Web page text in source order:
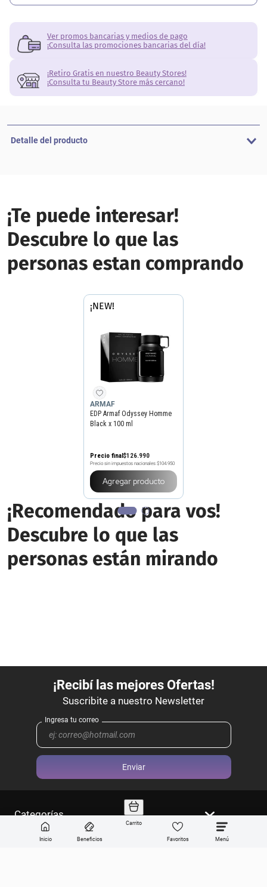
Inicio Beneficios
Carrito
Favoritos
Ver promos bancarias y medios de pago
¡Consulta las promociones bancarias del día!
¡Retiro Gratis en nuestro Beauty Stores!
¡Consulta tu Beauty Store más cercano!
Detalle del producto
¡Te puede interesar!
Descubre lo que las
personas estan comprando
¡NEW!
ARMAF
EDP Armaf Odyssey Homme
Black x 100 ml
Precio final$126.990
Precio sin impuestos nacionales $104.950
Agregar producto
¡Recomendado para vos!
Descubre lo que las
personas están mirando
Enviar
Categorías
Sobre Get the look